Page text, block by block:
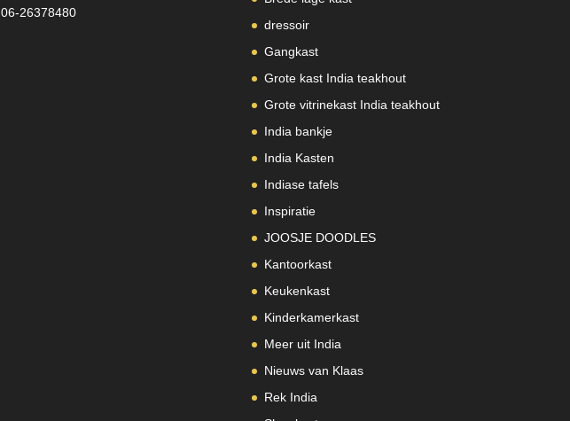
06-26378480
dressoir
Gangkast
Grote kast India teakhout
Grote vitrinekast India teakhout
India bankje
India Kasten
Indiase tafels
Inspiratie
JOOSJE DOODLES
Kantoorkast
Keukenkast
Kinderkamerkast
Meer uit India
Nieuws van Klaas
Rek India